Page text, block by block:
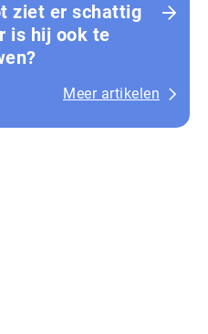
ziet er schattig
is hij ook te
Meer artikelen